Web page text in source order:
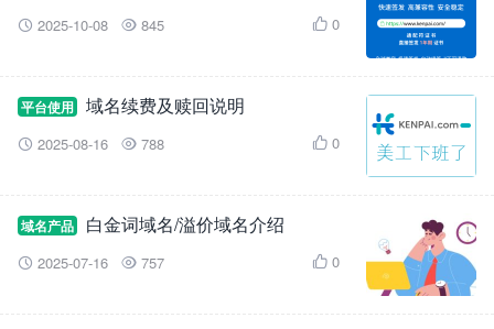
 2025-10-08  845  0
平台使用 域名续费及赎回说明
 2025-08-16  788  0
域名产品 白金词域名/溢价域名介绍
 2025-07-16  757  0